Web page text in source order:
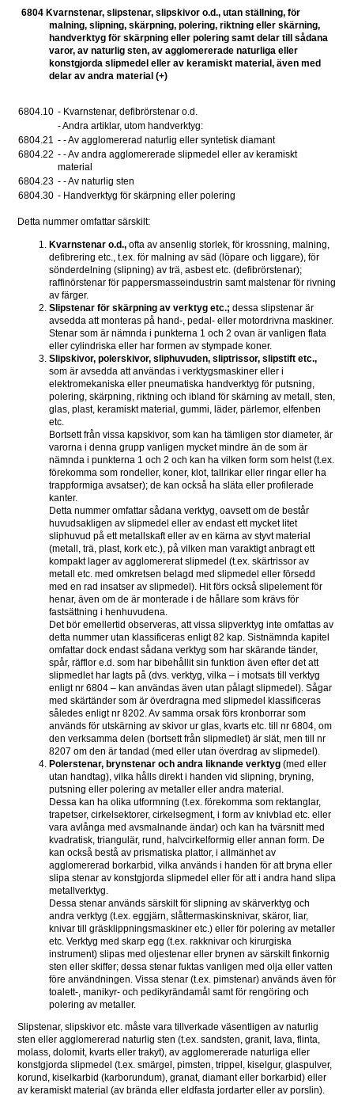
6804 Kvarnstenar, slipstenar, slipskivor o.d., utan ställning, för
malning, slipning, skärpning, polering, riktning eller skärning,
handverktyg för skärpning eller polering samt delar till sådana
varor, av naturlig sten, av agglomererade naturliga eller
konstgjorda slipmedel eller av keramiskt material, även med
delar av andra material (+)
6804.10 - Kvarnstenar, defibrörstenar o.d.
- Andra artiklar, utom handverktyg:
6804.21 - - Av agglomererad naturlig eller syntetisk diamant
6804.22 - - Av andra agglomererade slipmedel eller av keramiskt
material
6804.23 - - Av naturlig sten
6804.30 - Handverktyg för skärpning eller polering
Detta nummer omfattar särskilt:
Kvarnstenar o.d., ofta av ansenlig storlek, för krossning, malning,
defibrering etc., t.ex. för malning av säd (löpare och liggare), för
sönderdelning (slipning) av trä, asbest etc. (defibrörstenar);
raffinörstenar för pappersmasseindustrin samt malstenar för rivning
av färger.
Slipstenar för skärpning av verktyg etc.; dessa slipstenar är
avsedda att monteras på hand-, pedal- eller motordrivna maskiner.
Stenar som är nämnda i punkterna 1 och 2 ovan är vanligen flata
eller cylindriska eller har formen av stympade koner.
som är avsedda att användas i verktygsmaskiner eller i
elektromekaniska eller pneumatiska handverktyg för putsning,
polering, skärpning, riktning och ibland för skärning av metall, sten,
glas, plast, keramiskt material, gummi, läder, pärlemor, elfenben
etc.
Bortsett från vissa kapskivor, som kan ha tämligen stor diameter, är
varorna i denna grupp vanligen mycket mindre än de som är
nämnda i punkterna 1 och 2 och kan ha vilken form som helst (t.ex.
förekomma som rondeller, koner, klot, tallrikar eller ringar eller ha
trappformiga avsatser); de kan också ha släta eller profilerade
kanter.
Detta nummer omfattar sådana verktyg, oavsett om de består
huvudsakligen av slipmedel eller av endast ett mycket litet
sliphuvud på ett metallskaft eller av en kärna av styvt material
(metall, trä, plast, kork etc.), på vilken man varaktigt anbragt ett
kompakt lager av agglomererat slipmedel (t.ex. skärtrissor av
metall etc. med omkretsen belagd med slipmedel eller försedd
med en rad insatser av slipmedel). Hit förs också slipelement för
henar, även om de är monterade i de hållare som krävs för
fastsättning i henhuvudena.
Det bör emellertid observeras, att vissa slipverktyg inte omfattas av
detta nummer utan klassificeras enligt 82 kap. Sistnämnda kapitel
omfattar dock endast sådana verktyg som har skärande tänder,
spår, räfflor e.d. som har bibehållit sin funktion även efter det att
slipmedlet har lagts på (dvs. verktyg, vilka – i motsats till verktyg
enligt nr 6804 – kan användas även utan pålagt slipmedel). Sågar
med skärtänder som är överdragna med slipmedel klassificeras
således enligt nr 8202. Av samma orsak förs kronborrar som
används för utskärning av skivor ur glas, kvarts etc. till nr 6804, om
den verksamma delen (bortsett från slipmedlet) är slät, men till nr
8207 om den är tandad (med eller utan överdrag av slipmedel).
Polerstenar, brynstenar och andra liknande verktyg (med eller
utan handtag), vilka hålls direkt i handen vid slipning, bryning,
putsning eller polering av metaller eller andra material.
Dessa kan ha olika utformning (t.ex. förekomma som rektanglar,
trapetser, cirkelsektorer, cirkelsegment, i form av knivblad etc. eller
vara avlånga med avsmalnande ändar) och kan ha tvärsnitt med
kvadratisk, triangulär, rund, halvcirkelformig eller annan form. De
kan också bestå av prismatiska plattor, i allmänhet av
agglomererad borkarbid, vilka används i handen för att bryna eller
slipa stenar av konstgjorda slipmedel eller för att i andra hand slipa
metallverktyg.
Dessa stenar används särskilt för slipning av skärverktyg och
andra verktyg (t.ex. eggjärn, slåttermaskinsknivar, skäror, liar,
knivar till gräsklippningsmaskiner etc.) eller för polering av metaller
etc. Verktyg med skarp egg (t.ex. rakknivar och kirurgiska
instrument) slipas med oljestenar eller brynen av särskilt finkornig
sten eller skiffer; dessa stenar fuktas vanligen med olja eller vatten
före användningen. Vissa stenar (t.ex. pimstenar) används även för
toalett-, manikyr- och pedikyrändamål samt för rengöring och
polering av metaller.
Slipstenar, slipskivor etc. måste vara tillverkade väsentligen av naturlig
sten eller agglomererad naturlig sten (t.ex. sandsten, granit, lava, flinta,
molass, dolomit, kvarts eller trakyt), av agglomererade naturliga eller
konstgjorda slipmedel (t.ex. smärgel, pimsten, trippel, kiselgur, glaspulver,
korund, kiselkarbid (karborundum), granat, diamant eller borkarbid) eller
av keramiskt material (av brända eller eldfasta jordarter eller av porslin).